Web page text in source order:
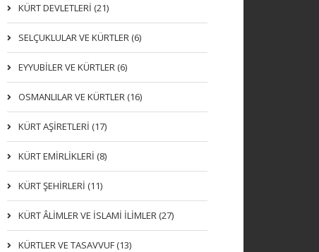
KÜRT DEVLETLERİ (21)
SELÇUKLULAR VE KÜRTLER (6)
EYYUBİLER VE KÜRTLER (6)
OSMANLILAR VE KÜRTLER (16)
KÜRT AŞİRETLERİ (17)
KÜRT EMİRLİKLERİ (8)
KÜRT ŞEHİRLERİ (11)
KÜRT ÂLİMLER VE İSLAMİ İLİMLER (27)
KÜRTLER VE TASAVVUF (13)